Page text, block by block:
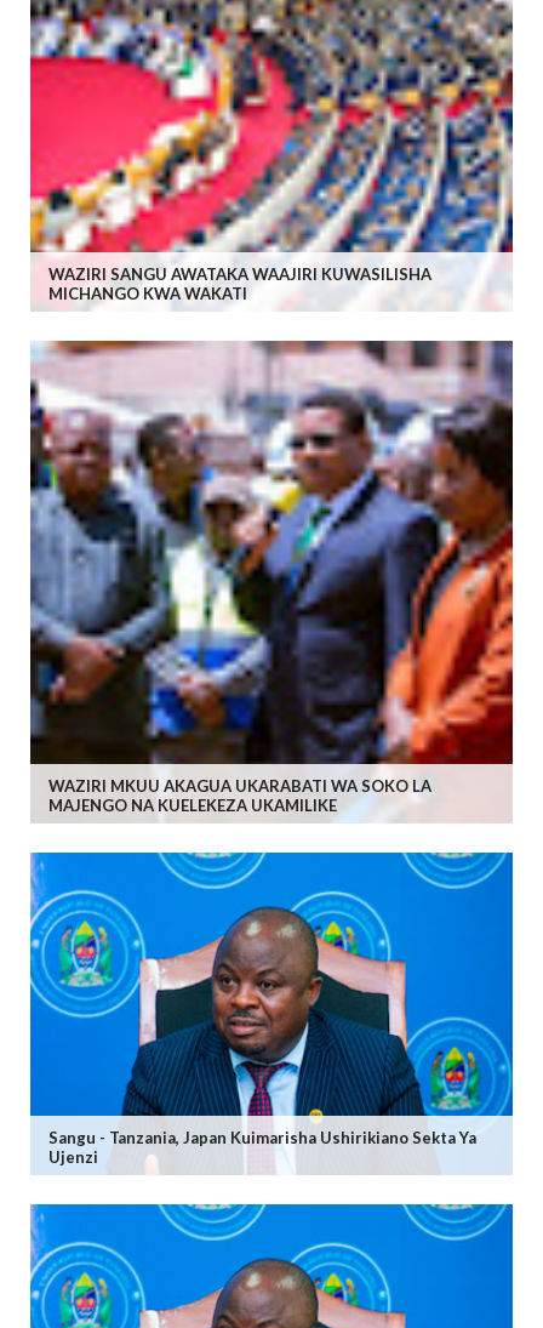
WAZIRI SANGU AWATAKA WAAJIRI KUWASILISHA
MICHANGO KWA WAKATI
WAZIRI MKUU AKAGUA UKARABATI WA SOKO LA
MAJENGO NA KUELEKEZA UKAMILIKE
Sangu - Tanzania, Japan Kuimarisha Ushirikiano Sekta Ya
Ujenzi